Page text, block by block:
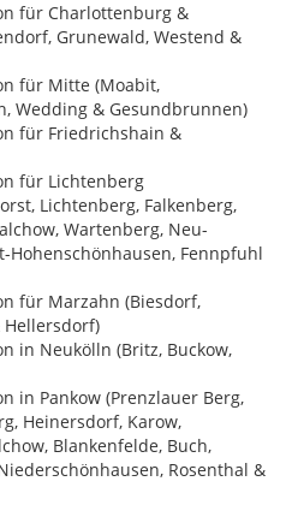
für Charlottenburg &
Grunewald, Westend &
für Mitte (Moabit,
Wedding & Gesundbrunnen)
für Friedrichshain &
für Lichtenberg
Lichtenberg, Falkenberg,
Wartenberg, Neu-
Hohenschönhausen, Fennpfuhl
für Marzahn (Biesdorf,
in Neukölln (Britz, Buckow,
in Pankow (Prenzlauer Berg,
Heinersdorf, Karow,
Blankenfelde, Buch,
Rosenthal &